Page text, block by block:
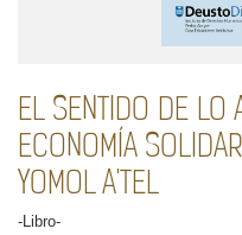
EL SENTIDO DE LO
ECONOMÍA
YOMOL A'TEL
-Libro-